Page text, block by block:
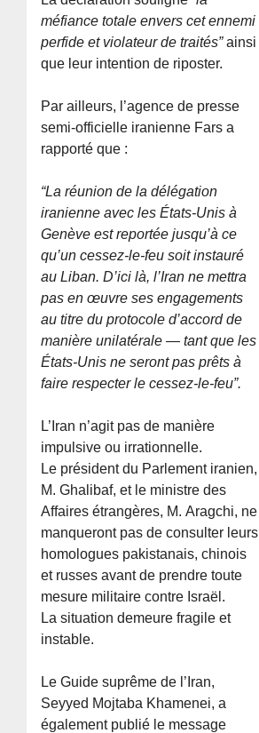
méfiance totale envers cet ennemi
perfide et violateur de traités”ainsi
que leur intention de riposter.
Par ailleurs, l’agence de presse
semi-officielle iranienne Fars a
rapporté que :
“La réunion de la délégation
iranienne avec les États-Unis à
Genève est reportée jusqu’à ce
qu’un cessez-le-feu soit instauré
au Liban. D’ici là, l’Iran ne mettra
pas en œuvre ses engagements
au titre du protocole d’accord de
manière unilatérale — tant que les
États-Unis ne seront pas prêts à
faire respecter le cessez-le-feu”.
L’Iran n’agit pas de manière
impulsive ou irrationnelle.
Le président du Parlement iranien,
M. Ghalibaf, et le ministre des
Affaires étrangères, M. Aragchi, ne
manqueront pas de consulter leurs
homologues pakistanais, chinois
et russes avant de prendre toute
mesure militaire contre Israël.
La situation demeure fragile et
instable.
Le Guide suprême de l’Iran,
Seyyed Mojtaba Khamenei, a
également publié le message